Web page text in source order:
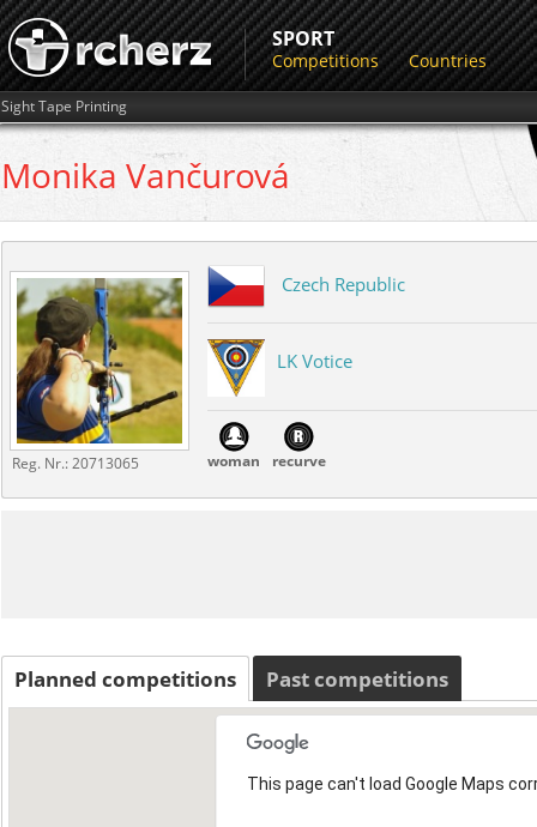
SPORT
Competitions Countries
Sight Tape Printing
Monika Vančurová
Reg. Nr.:20713065
Czech Republic
LK Votice
woman recurve
Planned competitions Past competitions
This page can't load Google Maps